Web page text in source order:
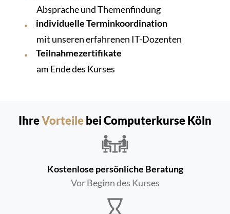
Absprache und Themenfindung
individuelle Terminkoordination
mit unseren erfahrenen IT-Dozenten
Teilnahmezertifikate
am Ende des Kurses
IhreVorteilebei Computerkurse Köln
Kostenlose persönliche Beratung
Vor Beginn des Kurses